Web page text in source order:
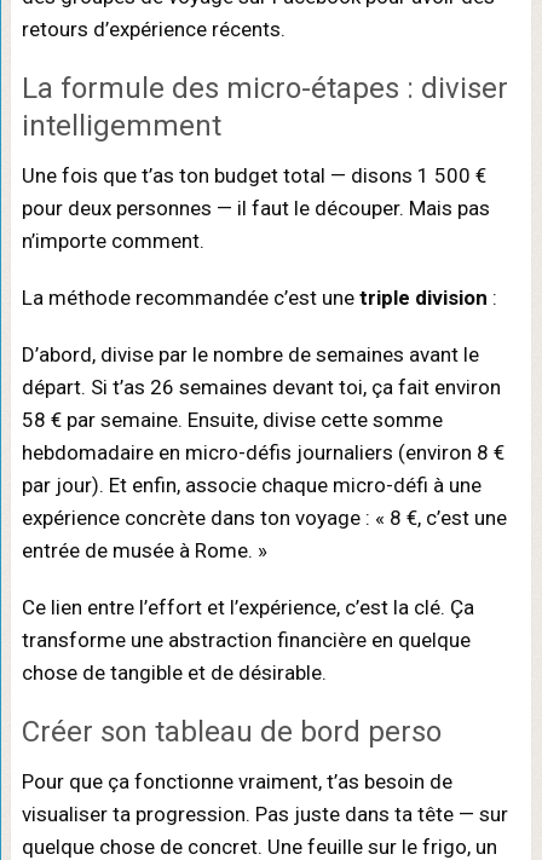
retours d’expérience récents.
La formule des micro-étapes : diviser
intelligemment
Une fois que t’as ton budget total — disons 1 500 €
pour deux personnes — il faut le découper. Mais pas
n’importe comment.
La méthode recommandée c’est une triple division :
D’abord, divise par le nombre de semaines avant le
départ. Si t’as 26 semaines devant toi, ça fait environ
58 € par semaine. Ensuite, divise cette somme
hebdomadaire en micro-défis journaliers (environ 8 €
par jour). Et enfin, associe chaque micro-défi à une
expérience concrète dans ton voyage : « 8 €, c’est une
entrée de musée à Rome. »
Ce lien entre l’effort et l’expérience, c’est la clé. Ça
transforme une abstraction financière en quelque
chose de tangible et de désirable.
Créer son tableau de bord perso
Pour que ça fonctionne vraiment, t’as besoin de
visualiser ta progression. Pas juste dans ta tête — sur
quelque chose de concret. Une feuille sur le frigo, un